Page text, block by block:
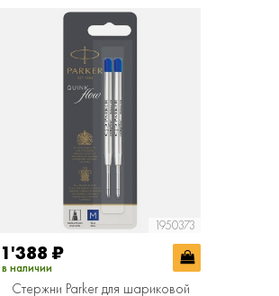
1950373
1'388 ₽
в наличии
Стержни Parker для шариковой